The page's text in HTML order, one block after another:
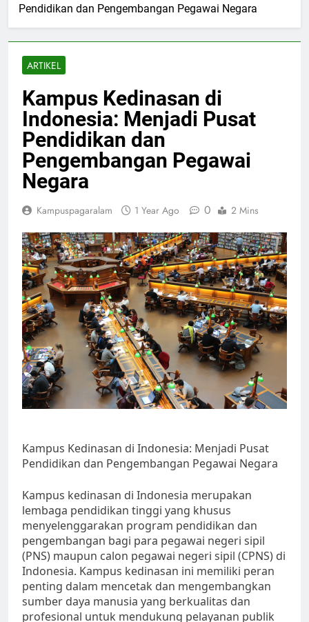
Pendidikan dan Pengembangan Pegawai Negara
ARTIKEL
Kampus Kedinasan di
Indonesia: Menjadi Pusat
Pendidikan dan
Pengembangan Pegawai
Negara
Kampuspagaralam 1 Year Ago 0 2 Mins
Kampus Kedinasan di Indonesia: Menjadi Pusat
Pendidikan dan Pengembangan Pegawai Negara
Kampus kedinasan di Indonesia merupakan
lembaga pendidikan tinggi yang khusus
menyelenggarakan program pendidikan dan
pengembangan bagi para pegawai negeri sipil
(PNS) maupun calon pegawai negeri sipil (CPNS) di
Indonesia. Kampus kedinasan ini memiliki peran
penting dalam mencetak dan mengembangkan
sumber daya manusia yang berkualitas dan
profesional untuk mendukung pelayanan publik